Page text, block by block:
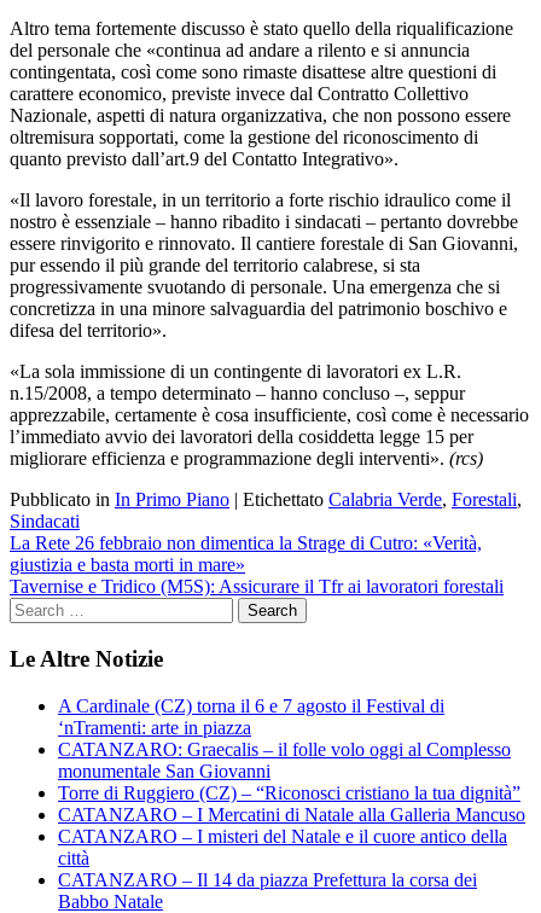
Altro tema fortemente discusso è stato quello della riqualificazione
del personale che «continua ad andare a rilento e si annuncia
contingentata, così come sono rimaste disattese altre questioni di
carattere economico, previste invece dal Contratto Collettivo
Nazionale, aspetti di natura organizzativa, che non possono essere
oltremisura sopportati, come la gestione del riconoscimento di
quanto previsto dall’art.9 del Contatto Integrativo».
«Il lavoro forestale, in un territorio a forte rischio idraulico come il
nostro è essenziale – hanno ribadito i sindacati – pertanto dovrebbe
essere rinvigorito e rinnovato. Il cantiere forestale di San Giovanni,
pur essendo il più grande del territorio calabrese, si sta
progressivamente svuotando di personale. Una emergenza che si
concretizza in una minore salvaguardia del patrimonio boschivo e
difesa del territorio».
«La sola immissione di un contingente di lavoratori ex L.R.
n.15/2008, a tempo determinato – hanno concluso –, seppur
apprezzabile, certamente è cosa insufficiente, così come è necessario
l’immediato avvio dei lavoratori della cosiddetta legge 15 per
migliorare efficienza e programmazione degli interventi». (rcs)
Pubblicato in In Primo Piano | Etichettato Calabria Verde, Forestali,
Sindacati
Navigazione
articoli
La Rete 26 febbraio non dimentica la Strage di Cutro: «Verità,
giustizia e basta morti in mare»
Tavernise e Tridico (M5S): Assicurare il Tfr ai lavoratori forestali
Le Altre Notizie
A Cardinale (CZ) torna il 6 e 7 agosto il Festival di
‘nTramenti: arte in piazza
CATANZARO: Graecalis – il folle volo oggi al Complesso
monumentale San Giovanni
Torre di Ruggiero (CZ) – “Riconosci cristiano la tua dignità”
CATANZARO – I Mercatini di Natale alla Galleria Mancuso
CATANZARO – I misteri del Natale e il cuore antico della
città
CATANZARO – Il 14 da piazza Prefettura la corsa dei
Babbo Natale